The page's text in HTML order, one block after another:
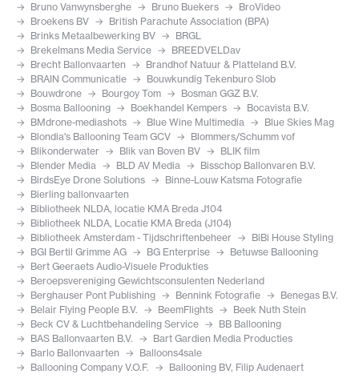
Bruno Vanwynsberghe
Bruno Buekers
BroVideo
Broekens BV
British Parachute Association (BPA)
Brinks Metaalbewerking BV
BRGL
Brekelmans Media Service
BREEDVELDav
Brecht Ballonvaarten
Brandhof Natuur & Platteland B.V.
BRAIN Communicatie
Bouwkundig Tekenburo Slob
Bouwdrone
Bourgoy Tom
Bosman GGZ B.V.
Bosma Ballooning
Boekhandel Kempers
Bocavista B.V.
BMdrone-mediashots
Blue Wine Multimedia
Blue Skies Mag
Blondia's Ballooning Team GCV
Blommers/Schumm vof
Blikonderwater
Blik van Boven BV
BLIK film
Blender Media
BLD AV Media
Bisschop Ballonvaren B.V.
BirdsEye Drone Solutions
Binne-Louw Katsma Fotografie
Bierling ballonvaarten
Bibliotheek NLDA, locatie KMA Breda J104
Bibliotheek NLDA, Locatie KMA Breda (J104)
Bibliotheek Amsterdam - Tijdschriftenbeheer
BiBi House Styling
BGI Bertil Grimme AG
BG Enterprise
Betuwse Ballooning
Bert Geeraets Audio-Visuele Produkties
Beroepsvereniging Gewichtsconsulenten Nederland
Berghauser Pont Publishing
Bennink Fotografie
Benegas B.V.
Belair Flying People B.V.
BeemFlights
Beek Nuth Stein
Beck CV & Luchtbehandeling Service
BB Ballooning
BAS Ballonvaarten B.V.
Bart Gardien Media Producties
Barlo Ballonvaarten
Balloons4sale
Ballooning Company V.O.F.
Ballooning BV, Filip Audenaert